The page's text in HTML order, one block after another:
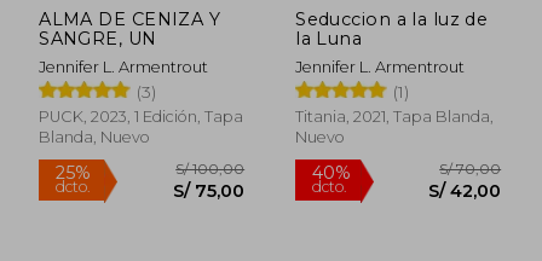
dcto. S/ 60,00 dcto.
ALMA DE CENIZA Y
SANGRE, UN
Jennifer L. Armentrout
(3)
PUCK, 2023, 1 Edición, Tapa
Blanda, Nuevo
Seduccion a la luz de
la Luna
Jennifer L. Armentrout
(1)
Titania, 2021, Tapa Blanda,
Nuevo